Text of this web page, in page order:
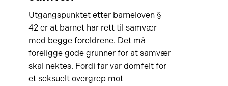
Utgangspunktet etter barneloven §
42 er at barnet har rett til samvær
med begge foreldrene. Det må
foreligge gode grunner for at samvær
skal nektes. Fordi far var domfelt for
et seksuelt overgrep mot